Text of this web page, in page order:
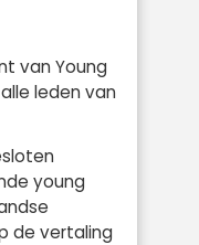
van Young
leden van
young
de vertaling